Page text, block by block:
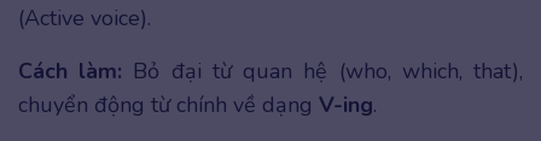
(Active voice).
Cách làm: Bỏ đại từ quan hệ (who, which, that),
chuyển động từ chính về dạng V-ing.